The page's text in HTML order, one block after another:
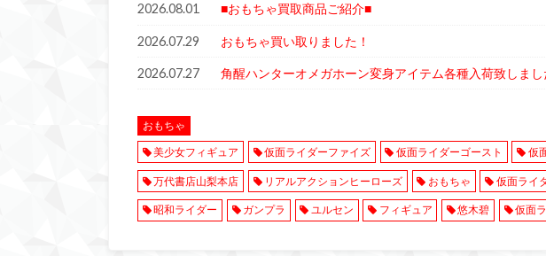
2026.08.01 ■おもちゃ買取商品ご紹介■
2026.07.29 おもちゃ買い取りました！
2026.07.27 角醒ハンターオメガホーン変身アイテム各種入荷致しまし
おもちゃ
美少女フィギュア
仮面ライダーファイズ 仮面ライダーゴースト 仮
万代書店山梨本店 リアルアクションヒーローズ おもちゃ 仮面ライ
昭和ライダー ガンプラ ユルセン フィギュア 悠木碧 仮面